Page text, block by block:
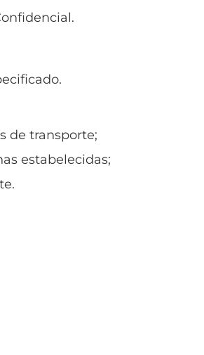
de transporte;
estabelecidas;